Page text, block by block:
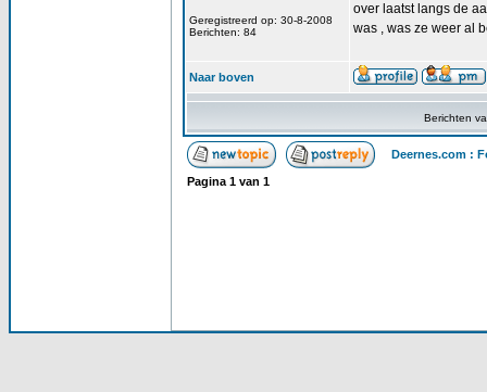
Geregistreerd op: 30-8-2008
Berichten: 84
over laatst langs de
was , was ze weer al
Naar boven
Berichten
Deernes.com :
Pagina 1 van 1